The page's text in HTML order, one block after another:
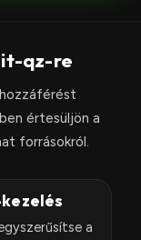
qz-re
értesüljön a
forrásokról.
a